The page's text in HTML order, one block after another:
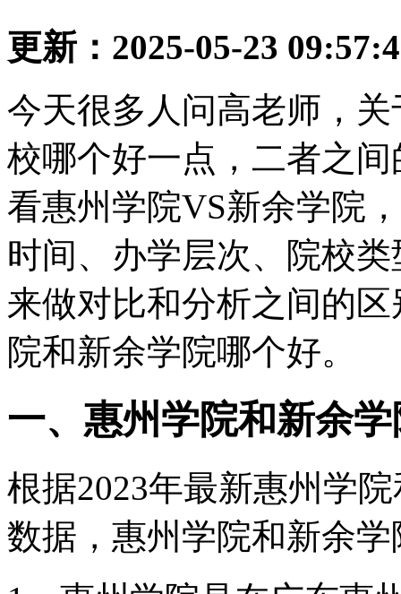
更新：2025-05-23
今天很多人问高老师，
校哪个好一点，二者之
看惠州学院VS新余学院
时间、办学层次、院校
来做对比和分析之间的
院和新余学院哪个好。
一、惠州学院和新余
根据2023年最新惠州学
数据，惠州学院和新余